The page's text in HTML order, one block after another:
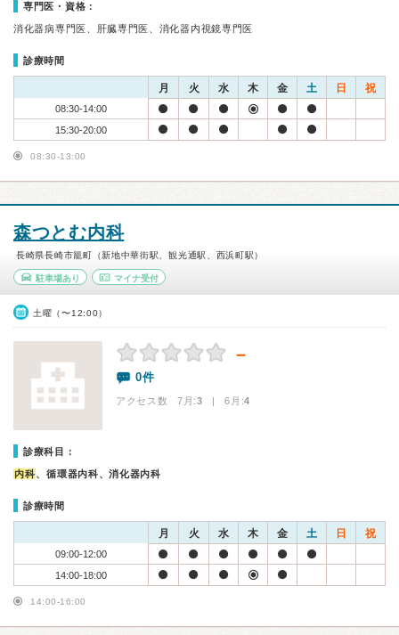
専門医・資格：
消化器病専門医、肝臓専門医、消化器内視鏡専門医
診療時間
月 火 水 木 金 土 日 祝
08:30-14:00
15:30-20:00
08:30-13:00
森つとむ内科
長崎県長崎市籠町（新地中華街駅、観光通駅、西浜町駅）
駐車場あり マイナ受付
土曜（〜12:00）
－
0件
アクセス数 7月:3 | 6月:4
診療科目：
内科、循環器内科、消化器内科
診療時間
月 火 水 木 金 土 日 祝
09:00-12:00
14:00-18:00
14:00-16:00